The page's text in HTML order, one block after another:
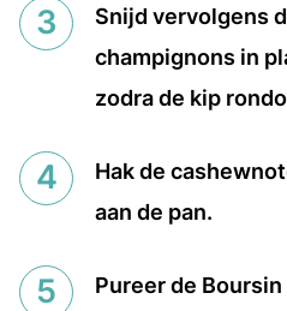
Snijd vervolgens
champignons in
zodra de kip
Hak de
aan de pan.
Pureer de